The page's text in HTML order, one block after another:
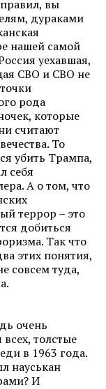
вы
дураками
нашей самой
уехавшая,
СВО и СВО не
рода
которые
считают
То
убить Трампа,
себя
А о том, что
террор – это
добиться
Так что
этих понятия,
совсем туда,
очень
толстые
в 1963 года.
науськан
И